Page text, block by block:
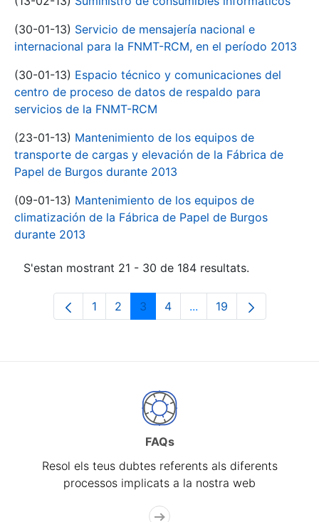
(30-01-13) Servicio de mensajería nacional e
internacional para la FNMT-RCM, en el período 2013
(30-01-13) Espacio técnico y comunicaciones del
centro de proceso de datos de respaldo para
servicios de la FNMT-RCM
(23-01-13) Mantenimiento de los equipos de
transporte de cargas y elevación de la Fábrica de
Papel de Burgos durante 2013
(09-01-13) Mantenimiento de los equipos de
climatización de la Fábrica de Papel de Burgos
durante 2013
S'estan mostrant 21 - 30 de 184 resultats.
Pàgina
1 Pàgina
2 Pàgina
3 Pàgina
4 ...Pàgines intermèdies
Pàgina
19
FAQs
Resol els teus dubtes referents als diferents
processos implicats a la nostra web